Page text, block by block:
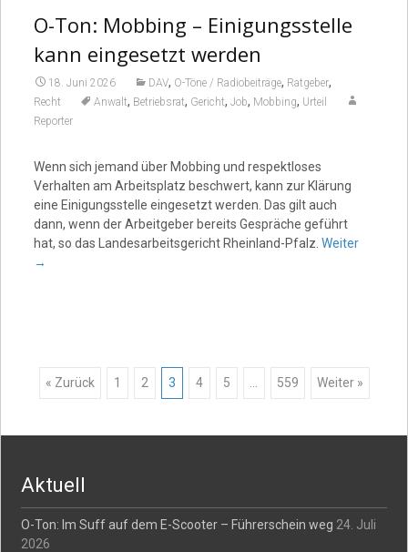
O-Ton: Mobbing – Einigungsstelle
kann eingesetzt werden
18. Juni 2026 DAV, O-Töne / Radiobeiträge, Ratgeber,
Recht Anwalt, Betriebsrat, Gericht, Job, Mobbing, Urteil
Reporter
Wenn sich jemand über Mobbing und respektloses
Verhalten am Arbeitsplatz beschwert, kann zur Klärung
eine Einigungsstelle eingesetzt werden. Das gilt auch
dann, wenn der Arbeitgeber bereits Gespräche geführt
hat, so das Landesarbeitsgericht Rheinland-Pfalz. Weiter
→
Posts
navigation
« Zurück 1 2 3 4 5 559 Weiter »
Aktuell
O-Ton: Im Suff auf dem E-Scooter – Führerschein weg 24. Juli
2026